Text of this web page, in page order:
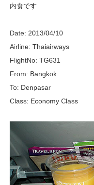
内食です
Date: 2013/04/10
Airline: Thaiairways
FlightNo: TG631
From: Bangkok
To: Denpasar
Class: Economy Class